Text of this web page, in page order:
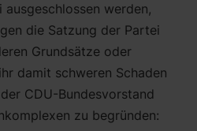
werden,
die Satzung der Partei
Grundsätze oder
damit schweren Schaden
CDU-Bundesvorstand
zu begründen: